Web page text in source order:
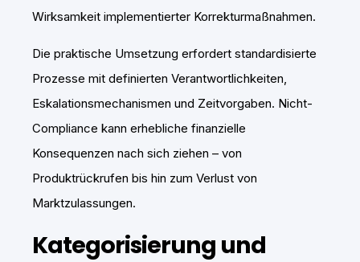
Wirksamkeit implementierter Korrekturmaßnahmen.
Die praktische Umsetzung erfordert standardisierte
Prozesse mit definierten Verantwortlichkeiten,
Eskalationsmechanismen und Zeitvorgaben. Nicht-
Compliance kann erhebliche finanzielle
Konsequenzen nach sich ziehen – von
Produktrückrufen bis hin zum Verlust von
Marktzulassungen.
Kategorisierung und